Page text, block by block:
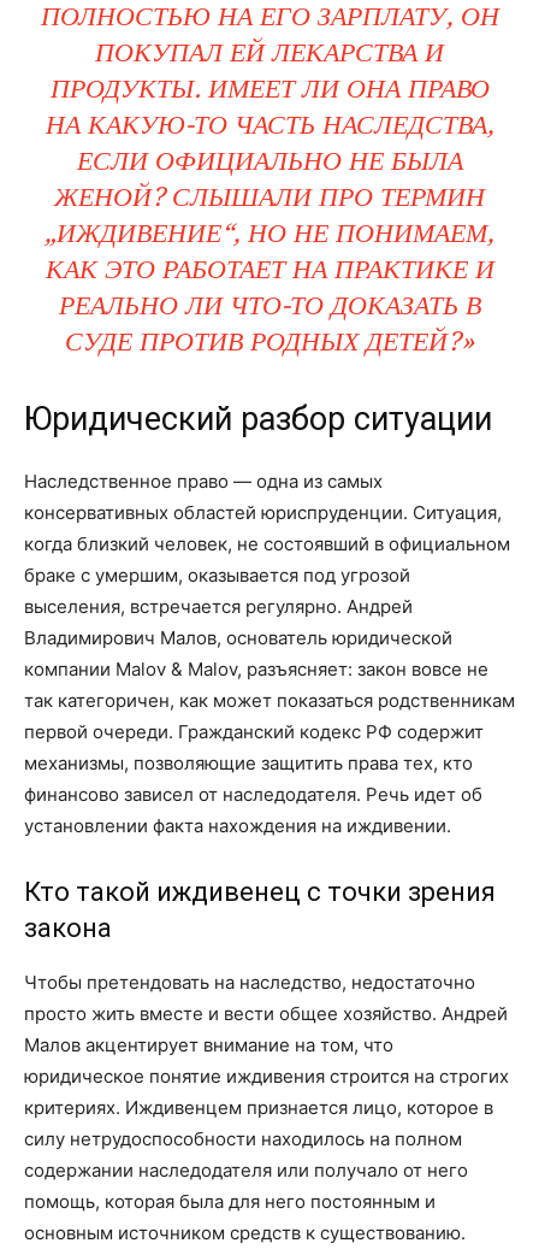
ПОЛНОСТЬЮ НА ЕГО ЗАРПЛАТУ, ОН
ПОКУПАЛ ЕЙ ЛЕКАРСТВА И
ПРОДУКТЫ. ИМЕЕТ ЛИ ОНА ПРАВО
НА КАКУЮ-ТО ЧАСТЬ НАСЛЕДСТВА,
ЕСЛИ ОФИЦИАЛЬНО НЕ БЫЛА
ЖЕНОЙ? СЛЫШАЛИ ПРО ТЕРМИН
„ИЖДИВЕНИЕ“, НО НЕ ПОНИМАЕМ,
КАК ЭТО РАБОТАЕТ НА ПРАКТИКЕ И
РЕАЛЬНО ЛИ ЧТО-ТО ДОКАЗАТЬ В
СУДЕ ПРОТИВ РОДНЫХ ДЕТЕЙ?»
Юридический разбор ситуации
Наследственное право — одна из самых
консервативных областей юриспруденции. Ситуация,
когда близкий человек, не состоявший в официальном
браке с умершим, оказывается под угрозой
выселения, встречается регулярно. Андрей
Владимирович Малов, основатель юридической
компании Malov & Malov, разъясняет: закон вовсе не
так категоричен, как может показаться родственникам
первой очереди. Гражданский кодекс РФ содержит
механизмы, позволяющие защитить права тех, кто
финансово зависел от наследодателя. Речь идет об
установлении факта нахождения на иждивении.
Кто такой иждивенец с точки зрения
закона
Чтобы претендовать на наследство, недостаточно
просто жить вместе и вести общее хозяйство. Андрей
Малов акцентирует внимание на том, что
юридическое понятие иждивения строится на строгих
критериях. Иждивенцем признается лицо, которое в
силу нетрудоспособности находилось на полном
содержании наследодателя или получало от него
помощь, которая была для него постоянным и
основным источником средств к существованию.